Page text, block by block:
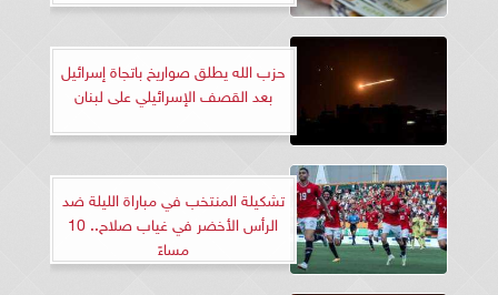
حزب الله يطلق صواريخ باتجاة إسرائيل
بعد القصف الإسرائيلي على لبنان
تشكيلة المنتخب في مباراة الليلة ضد
الرأس الأخضر في غياب صلاح.. 10
مساءً